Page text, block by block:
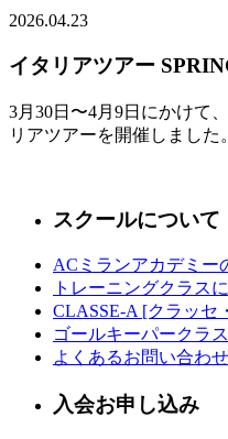
2026.04.23
イタリアツアー
3月30日〜4月9日にかけて
リアツアーを開催しまし
スクールについて
ACミランアカデミー
トレーニングクラス
CLASSE-A [クラッセ
ゴールキーパークラス
よくあるお問い合わせ
入会お申し込み